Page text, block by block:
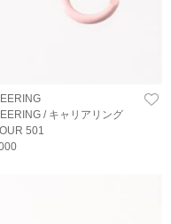
/ キャリアリング
501